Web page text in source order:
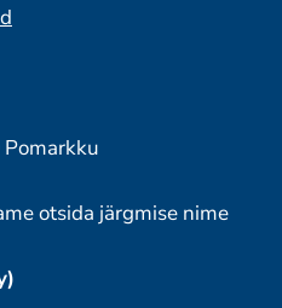
otsida järgmise nime